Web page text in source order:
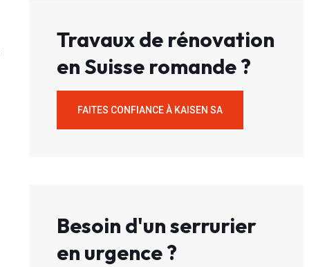
Travaux de rénovation
en Suisse romande ?
FAITES CONFIANCE À KAISEN SA
Besoin d'un serrurier
en urgence ?